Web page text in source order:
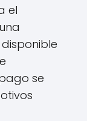
el
se